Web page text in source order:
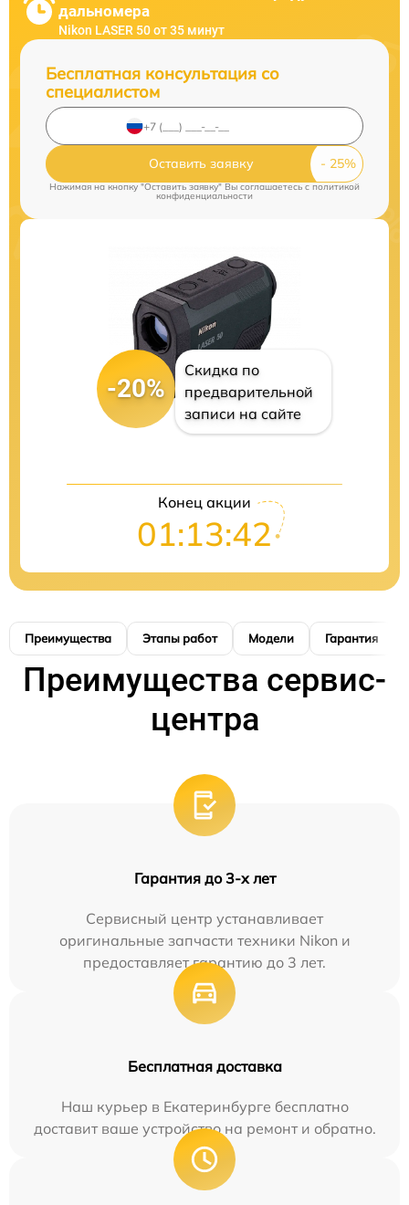
дальномера
Nikon LASER 50 от 35 минут
Бесплатная консультация со
специалистом
Оставить заявку
Нажимая на кнопку "Оставить заявку" Вы соглашаетесь cполитикой
конфиденциальности
-20%
Скидка по
предварительной
записи на сайте
Конец акции
01:13:41
Преимущества Этапы работ Модели Гарантия
Преимущества сервис-
центра
Гарантия до 3-х лет
Сервисный центр устанавливает
оригинальные запчасти техники Nikon и
предоставляет гарантию до 3 лет.
Бесплатная доставка
Наш курьер в Екатеринбурге бесплатно
доставит ваше устройство на ремонт и обратно.